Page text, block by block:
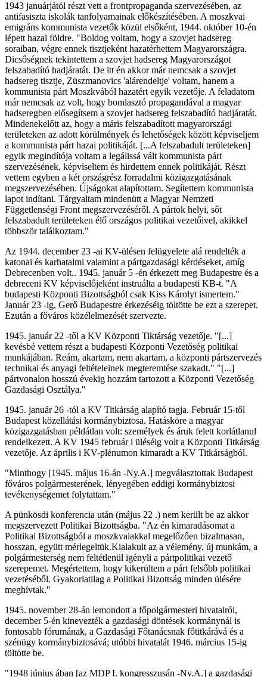
1943 januárjától részt vett a frontpropaganda szervezésében, az
antifasiszta iskolák tanfolyamainak előkészítésében. A moszkvai
emigráns kommunista vezetők közül elsőként, 1944. október 10-én
lépett hazai földre. "Boldog voltam, hogy a szovjet hadsereg
soraiban, végre ennek tisztjeként hazatérhettem Magyarországra.
Dicsőségnek tekintettem a szovjet hadsereg Magyarországot
felszabadító hadjáratát. De itt én akkor már nemcsak a szovjet
hadsereg tisztje, Züszmanovics 'alárendeltje' voltam, hanem a
kommunista párt Moszkvából hazatért egyik vezetője. A feladatom
már nemcsak az volt, hogy bomlasztó propagandával a magyar
hadseregben elősegítsem a szovjet hadsereg felszabadító hadjáratát.
Mindenekelőtt az, hogy a máris felszabadított magyarországi
területeken az adott körülmények és lehetőségek között képviseljem
a kommunista párt hazai politikáját. [...A felszabadult területeken]
egyik megindítója voltam a legálissá vált kommunista párt
szervezésének, képviseltem és hirdettem ennek politikáját. Részt
vettem egyben a két országrész forradalmi közigazgatásának
megszervezésében. Újságokat alapítottam. Segítettem kommunista
lapot indítani. Tárgyaltam mindenütt a Magyar Nemzeti
Függetlenségi Front megszervezéséről. A pártok helyi, sőt
felszabadult területeken élő országos politikai vezetőivel, akikkel
többször találkoztam."
Az 1944. december 23 -ai KV-ülésen felügyelete alá rendelték a
katonai és karhatalmi valamint a pártgazdasági kérdéseket, amíg
Debrecenben volt.. 1945. január 5 -én érkezett meg Budapestre és a
debreceni KV képviselőjeként instruálta a budapesti KB-t. "A
budapesti Központi Bizottságból csak Kiss Károlyt ismertem."
Január 23 -ig, Gerő Budapestre érkezéséig töltötte be ezt a szerepet.
Ezután a főváros közélelmezését szervezte.
1945. január 22 -től a KV Központi Tiktárság vezetője. "[...]
kevésbé vettem részt a budapesti Központi Vezetőség politikai
munkájában. Reám, akartam, nem akartam, a központi pártszervezés
technikai és anyagi feltételeinek megteremtése szakadt." "[...]
pártvonalon hosszú évekig hozzám tartozott a Központi Vezetőség
Gazdasági Osztálya."
1945. január 26 -tól a KV Titkárság alapító tagja. Február 15-től
Budapest közellátási kormánybiztosa. Hatásköre a magyar
közigazgatásban példátlan volt: személyek és áruk felett korlátlanul
rendelkezett. A KV 1945 február i üléséig volt a Központi Titkárság
vezetője. Az április i KV-plénumon kimaradt a KV Titkárságból.
"Minthogy [1945. május 16-án -Ny.A.] megválasztottak Budapest
főváros polgármesterének, lényegében eddigi kormánybiztosi
tevékenységemet folytattam."
A pünkösdi konferencia után (május 22 .) nem került be az akkor
megszervezett Politikai Bizottságba. "Az én kimaradásomat a
Politikai Bizottságból a moszkvaiakkal megelőzően bizalmasan,
hosszan, együtt mérlegeltük.Kialakult az a vélemény, új munkám, a
polgármesterség nem feltétlenül igényli a pártpolitikai vezető
szerepemet. Megértettem, hogy kikerültem a párt felsőbb politikai
vezetéséből. Gyakorlatilag a Politikai Bizottság minden ülésére
meghívtak."
1945. november 28-án lemondott a főpolgármesteri hivatalról,
december 5-én kinevezték a gazdasági döntések kormánynál is
fontosabb fórumának, a Gazdasági Főtanácsnak főtitkárává és a
szénügy kormánybiztosává; utóbbi hivatalát 1946. március 15-ig
töltötte be.
"1948 június ában [az MDP I. kongresszusán -Ny.A.] a gazdasági